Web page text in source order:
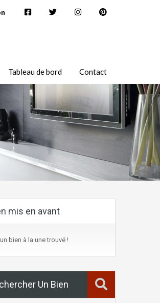
Tableau de bord Contact
mis en avant
bien à la une trouvé !
Un Bien